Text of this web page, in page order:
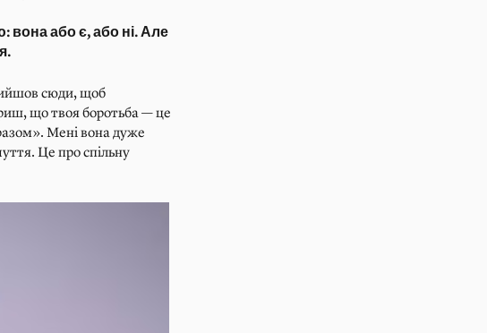
вона або є, або ні. Але
сюди, щоб
що твоя боротьба — це
Мені вона дуже
Це про спільну